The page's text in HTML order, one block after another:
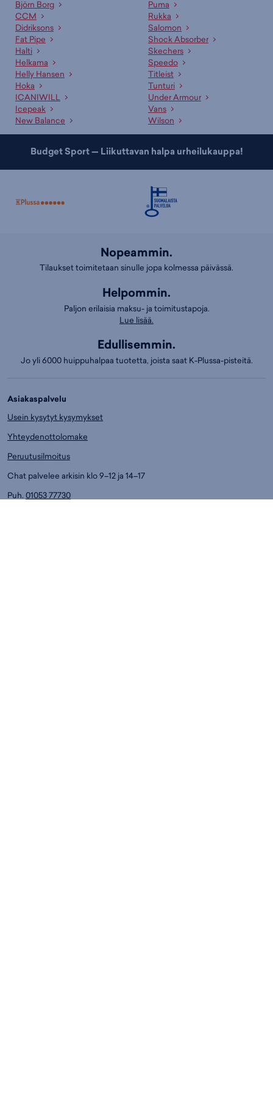
noudettavissa.
Asiakaspalvelumme ja myyjämme auttavat oikean tuotteen
valinnassa
Ammattitaitoinen asiakaspalvelumme sekä kauppojemme
asiantuntevat myyjät palvelevat sinua mielellään sopivan tuotteen ja
koon etsinnässä. Lisäksi meillä on useille tuotteille erinomaiset
valintaoppaat, jotka auttavat sopivan tuotteen valinnassa. Tutustu
myös kategorioihimme
korkevartiset tennarit
talvitennarit!
Björn Borg
CCM
Didriksons
Fat Pipe
Halti
Helkama
Helly Hansen
Hoka
ICANIWILL
Icepeak
New Balance
Puma
Rukka
Salomon
Shock Absorber
Skechers
Speedo
Titleist
Tunturi
Under Armour
Vans
Wilson
Budget Sport — Liikuttavan halpa urheilukauppa!
Nopeammin.
Tilaukset toimitetaan sinulle jopa kolmessa päivässä.
Helpommin.
Paljon erilaisia maksu- ja toimitustapoja.
Lue lisää.
Edullisemmin.
Jo yli 6000 huippuhalpaa tuotetta, joista saat K-Plussa-pisteitä.
Asiakaspalvelu
Usein kysytyt kysymykset
Yhteydenottolomake
Peruutusilmoitus
Chat palvelee arkisin klo 9–12 ja 14–17
Puh. 01053 77730